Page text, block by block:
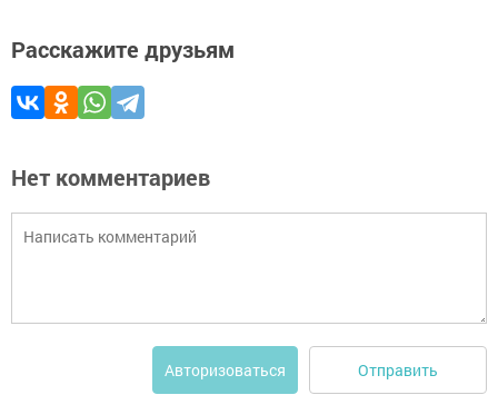
Расскажите друзьям
Нет комментариев
Авторизоваться Отправить